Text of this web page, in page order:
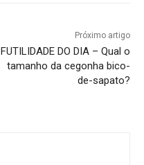
Próximo artigo
FUTILIDADE DO DIA – Qual o
tamanho da cegonha bico-
de-sapato?